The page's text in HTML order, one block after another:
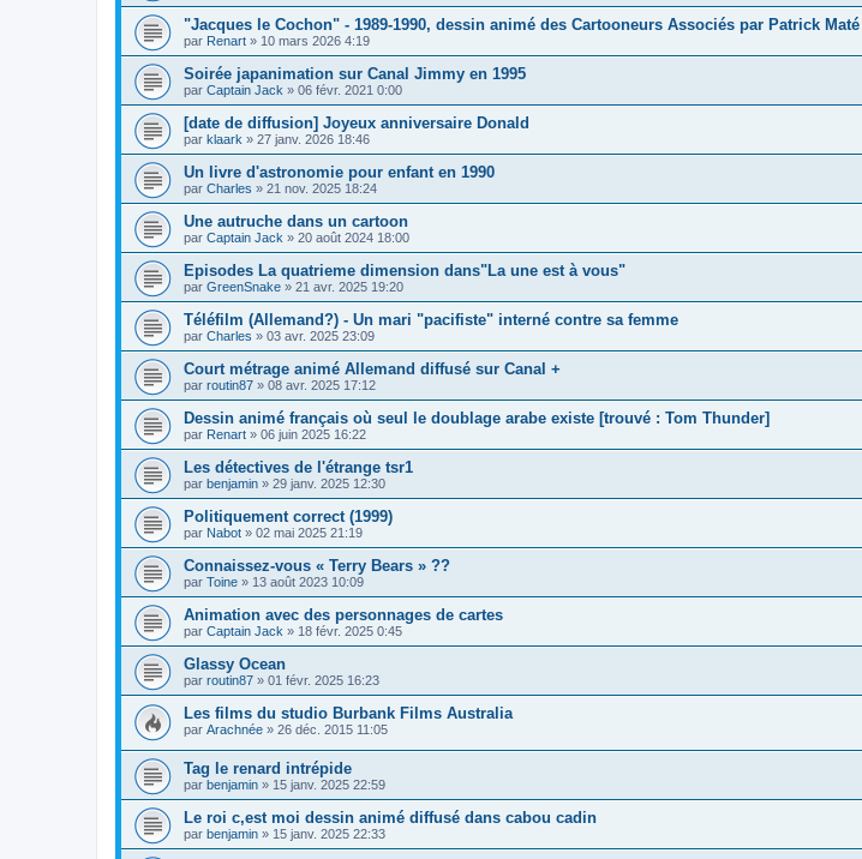
"Jacques le Cochon" - 1989-1990, dessin animé des Cartooneurs Associés par Patrick Maté
par Renart » 10 mars 2026 4:19
Soirée japanimation sur Canal Jimmy en 1995
par Captain Jack » 06 févr. 2021 0:00
[date de diffusion] Joyeux anniversaire Donald
par klaark » 27 janv. 2026 18:46
Un livre d'astronomie pour enfant en 1990
par Charles » 21 nov. 2025 18:24
Une autruche dans un cartoon
par Captain Jack » 20 août 2024 18:00
Episodes La quatrieme dimension dans"La une est à vous"
par GreenSnake » 21 avr. 2025 19:20
Téléfilm (Allemand?) - Un mari "pacifiste" interné contre sa femme
par Charles » 03 avr. 2025 23:09
Court métrage animé Allemand diffusé sur Canal +
par routin87 » 08 avr. 2025 17:12
Dessin animé français où seul le doublage arabe existe [trouvé : Tom Thunder]
par Renart » 06 juin 2025 16:22
Les détectives de l'étrange tsr1
par benjamin » 29 janv. 2025 12:30
Politiquement correct (1999)
par Nabot » 02 mai 2025 21:19
Connaissez-vous « Terry Bears » ??
par Toine » 13 août 2023 10:09
Animation avec des personnages de cartes
par Captain Jack » 18 févr. 2025 0:45
Glassy Ocean
par routin87 » 01 févr. 2025 16:23
Les films du studio Burbank Films Australia
par Arachnée » 26 déc. 2015 11:05
Tag le renard intrépide
par benjamin » 15 janv. 2025 22:59
Le roi c,est moi dessin animé diffusé dans cabou cadin
par benjamin » 15 janv. 2025 22:33